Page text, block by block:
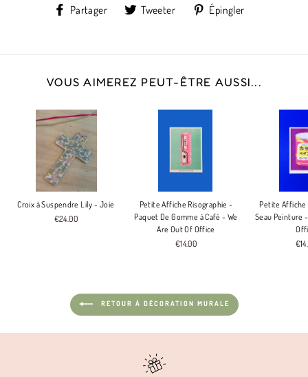
Partager
PartagerTweeter
Tweeter
sur
Épingler
VOUS AIMEREZ PEUT-ÊTRE AUSSI...
Croix à Suspendre Lily - Joie
€24.00
Petite Affiche Risographie -
Paquet De Gomme à Café - We
Are Out Of Office
€14.00
Petite Affiche
Seau Peinture
RETOUR À DÉCORATION MURALE